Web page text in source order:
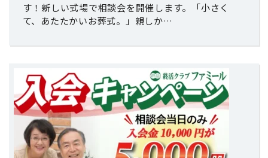
す！新しい式場で相談会を開催します。「小さく
て、あたたかいお葬式。」親しか…